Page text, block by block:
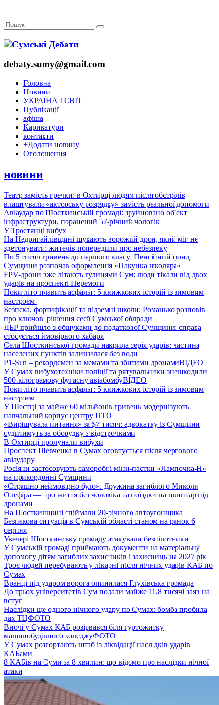
debaty.sumy@gmail.com
Головна
Новини
УКРАЇНА І СВІТ
Публікації
афіша
Карикатури
контакти
+Додати новину
Оголошення
новини
Театр замість гречки: в Охтирці людям після обстрілів
влаштували «акторську розрядку» замість реальної допомоги
Авіаудар по Шосткинській громаді: зруйновано об’єкт
інфраструктури, поранений 57-річний чоловік
У Тростянці вибух
На Недригайлівщині шукають ворожий дрон, який міг не
здетонувати: жителів попередили про небезпеку
По 5 тисяч гривень до першого класу: Пенсійний фонд
Сумщини розпочав оформлення «Пакунка школяра»
FPV-дрони вже літають вулицями Сум: люди тікали від двох
ударів на проспекті Перемоги
Поки літо плавить асфальт: 5 книжкових історій із зимовим
настроєм
Безпека, фортифікації та підземні школи: Романько розповів
про ключові рішення сесії Сумської облради
ДБР прийшло з обшуками до податкової Сумщини: справа
стосується ймовірного хабаря
Села Шосткинської громади накрила серія ударів: частина
населених пунктів залишилася без води
P1-Sun – рекордсмен за мемами та збитими дронамиВІДЕО
У Сумах вибухотехніки поліції та рятувальники знешкодили
500-кілограмову фугасну авіабомбуВІДЕО
Поки літо плавить асфальт: 5 книжкових історій із зимовим
настроєм
У Шостці за майже 60 мільйонів гривень модернізують
навчальний корпус центру ПТО
«Вирішувала питання» за $7 тисяч: адвокатку із Сумщини
судитимуть за оборудку з відстрочками
В Охтирці пролунали вибухи
Проспект Шевченка в Сумах оговтується після чергового
авіаудару
Росіяни застосовують саморобні міни-пастки «Лампочка-Н»
на прикордонні Сумщини
«Страшно неймовірно було». Дружина загиблого Миколи
Олефіра — про життя без чоловіка та поїздки на цвинтар під
дронами
На Шосткинщині спіймали 20-річного автоугонщика
Безпекова ситуація в Сумській області станом на ранок 6
серпня
Увечері Шосткинську громаду атакували безпілотники
У Сумській громаді приймають документи на матеріальну
допомогу дітям загиблих захисників і захисниць на 2027 рік
Троє людей перебувають у лікарні після нічних ударів КАБ по
Сумах
Вранці під ударом ворога опинилася Глухівська громада
До трьох університетів Сум подали майже 11,8 тисячі заяв на
вступ
Наслідки ще одного нічного удару по Сумах: бомба пробила
дах ТЦФОТО
Вночі у Сумах КАБ розірвався біля гуртожитку
машинобудівного коледжуФОТО
У Сумах розгортають штаб із ліквідації наслідків ударів
КАБами
8 КАБів на Суми за 8 хвилин: що відомо про наслідки нічної
атаки